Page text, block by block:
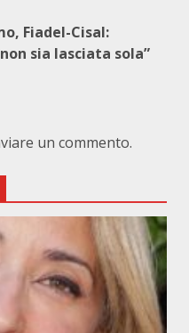
Fiadel-Cisal:
sia lasciata sola”
un commento.